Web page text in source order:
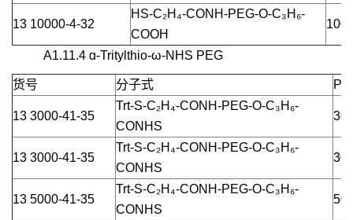
13 10000-4-32
HS-C₂H₄-CONH-PEG-O-C₃H₆-
COOH
A1.11.4 ɑ-Tritylthio-ω-NHS PEG
货号 分子式
13 3000-41-35
Trt-S-C₂H₄-CONH-PEG-O-C₃H₆-
CONHS
13 3000-41-35
Trt-S-C₂H₄-CONH-PEG-O-C₃H₆-
CONHS
13 5000-41-35
Trt-S-C₂H₄-CONH-PEG-O-C₃H₆-
CONHS